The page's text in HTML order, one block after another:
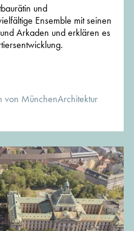
und
Ensemble mit seinen
Arkaden und erklären es
von MünchenArchitektur